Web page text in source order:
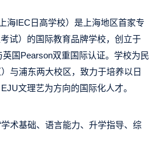
海IEC日高学校）是上海地区首家专
试）的国际教育品牌学校，创立于
国Pearson双重国际认证。学校为民
与浦东两大校区，致力于培养以日
文理艺为方向的国际化人才。
术基础、语言能力、升学指导、综